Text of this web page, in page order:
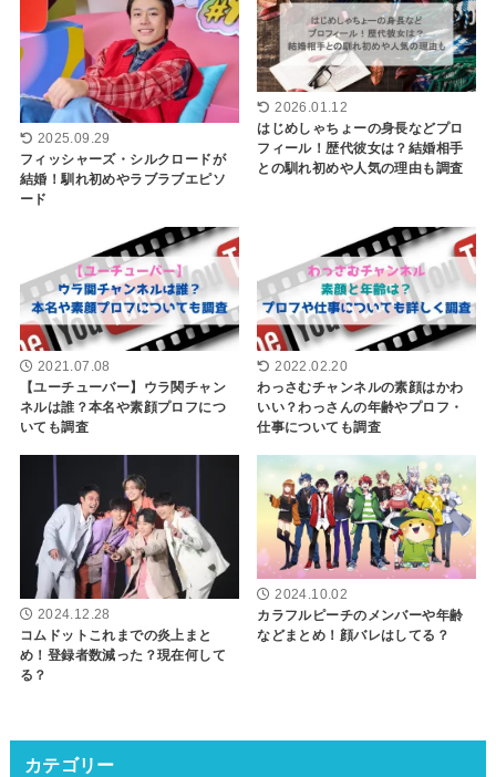
2025.09.29
フィッシャーズ・シルクロードが
結婚！馴れ初めやラブラブエピソ
ード
2026.01.12
はじめしゃちょーの身長などプロ
フィール！歴代彼女は？結婚相手
との馴れ初めや人気の理由も調査
2021.07.08
【ユーチューバー】ウラ関チャン
ネルは誰？本名や素顔プロフにつ
いても調査
2022.02.20
わっさむチャンネルの素顔はかわ
いい？わっさんの年齢やプロフ・
仕事についても調査
2024.12.28
コムドットこれまでの炎上まと
め！登録者数減った？現在何して
る？
2024.10.02
カラフルピーチのメンバーや年齢
などまとめ！顔バレはしてる？
カテゴリー